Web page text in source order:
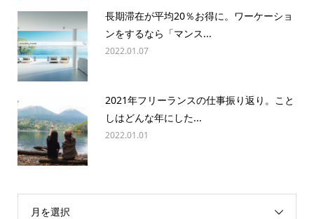
長期滞在が平均20％お得に。ワーケーショ
ンをするなら「マンス...
2022.01.07
2021年フリーランスの仕事振り返り。こと
しはどんな年にした...
2022.01.01
月を選択